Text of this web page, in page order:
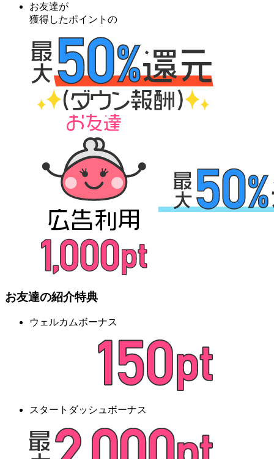
お友達が
獲得したポイントの
お友達の紹介特典
ウェルカムボーナス
スタートダッシュボーナス